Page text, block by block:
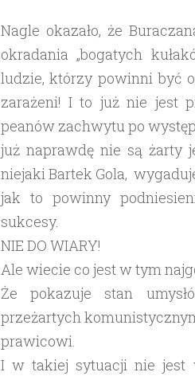
Nagle okazało, że
okradania „bogatych
ludzie, którzy powinni być
zarażeni! I to już nie jest
peanów zachwytu po
już naprawdę nie są żarty
niejaki Bartek Gola,
jak to powinny
sukcesy.
NIE DO WIARY!
Ale wiecie co jest w tym
Że pokazuje stan
przeżartych
prawicowi.
I w takiej sytuacji nie jest